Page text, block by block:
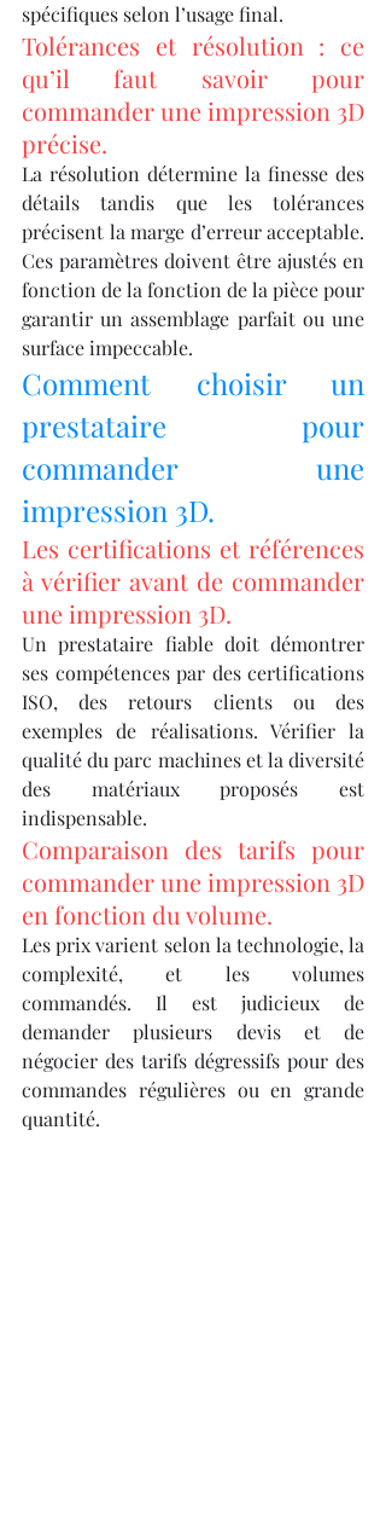
spécifiques selon l’usage final.
Tolérances et résolution : ce
qu’il faut savoir pour
commander une impression 3D
précise.
La résolution détermine la finesse des
détails tandis que les tolérances
précisent la marge d’erreur acceptable.
Ces paramètres doivent être ajustés en
fonction de la fonction de la pièce pour
garantir un assemblage parfait ou une
surface impeccable.
Comment choisir un
prestataire pour
commander une
impression 3D.
Les certifications et références
à vérifier avant de commander
une impression 3D.
Un prestataire fiable doit démontrer
ses compétences par des certifications
ISO, des retours clients ou des
exemples de réalisations. Vérifier la
qualité du parc machines et la diversité
des matériaux proposés est
indispensable.
Comparaison des tarifs pour
commander une impression 3D
en fonction du volume.
Les prix varient selon la technologie, la
complexité, et les volumes
commandés. Il est judicieux de
demander plusieurs devis et de
négocier des tarifs dégressifs pour des
commandes régulières ou en grande
quantité.